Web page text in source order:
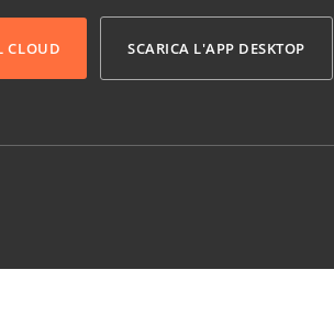
CLOUD SCARICA L'APP DESKTOP